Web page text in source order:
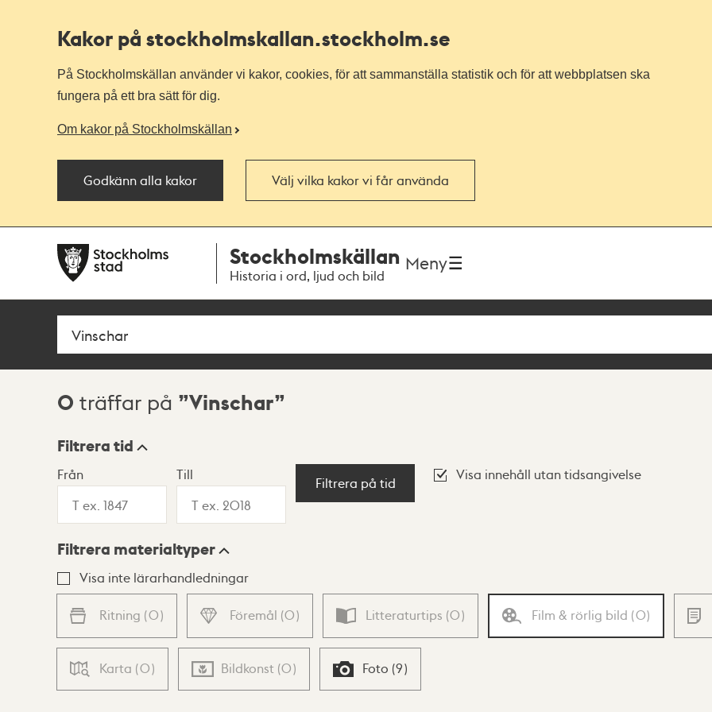
Kakor på stockholmskallan.stockholm.se
På Stockholmskällan använder vi kakor, cookies, för att sammanställa statistik och för att webbplatsen ska
fungera på ett bra sätt för dig.
Om kakor på Stockholmskällan
Godkänn alla kakor Välj vilka kakor vi får använda
navigationen
huvudinnehållet
Stockholmskällan
Historia i ord, ljud och bild
Meny
Sök
Sökresultat
0 träffar på Vinschar
Visningsläge
Lista Karta
Filtrera tid
Från Till
Filtrera på tid
Visa innehåll utan tidsangivelse
Filtrera materialtyper
Visa inte lärarhandledningar
Ritning (0) Föremål (0) Litteraturtips (0) Film & rörlig bild (0)
Karta (0) Bildkonst (0) Foto (9)